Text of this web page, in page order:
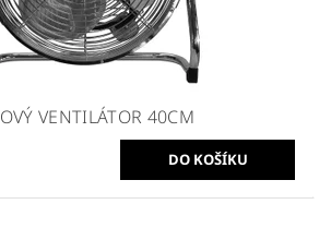
VENTILÁTOR 40CM